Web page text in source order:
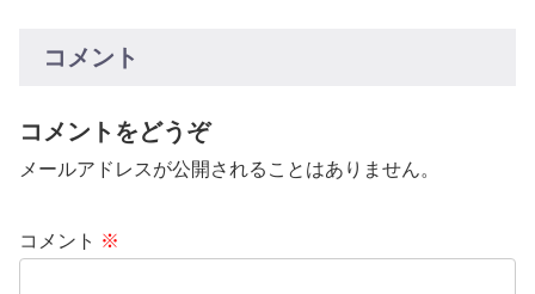
コメント
コメントをどうぞ
メールアドレスが公開されることはありません。
コメント ※